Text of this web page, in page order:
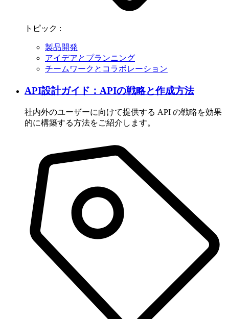
トピック :
製品開発
アイデアとプランニング
チームワークとコラボレーション
API設計ガイド：APIの戦略と作成方法
社内外のユーザーに向けて提供する API の戦略を効果
的に構築する方法をご紹介します。